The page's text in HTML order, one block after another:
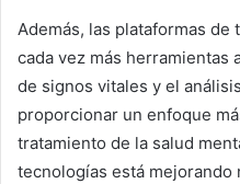
Además, las plataformas
cada vez más herramientas
de signos vitales y el
proporcionar un enfoque
tratamiento de la salud
tecnologías está mejorando